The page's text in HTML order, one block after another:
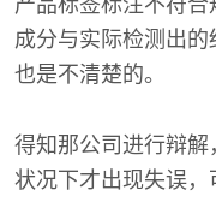
产品标签标注不符
成分与实际检测出
也是不清楚的。
得知那公司进行辩
状况下才出现失误